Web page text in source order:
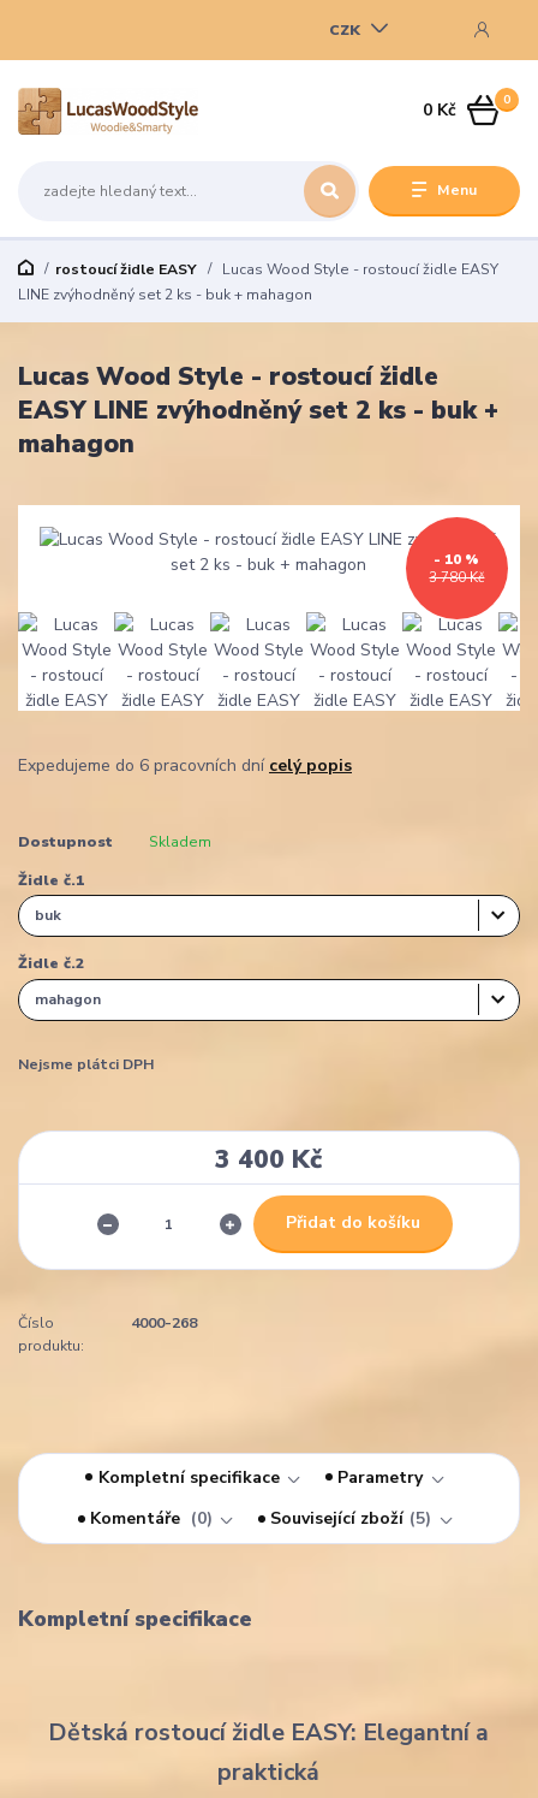
Menu
CZK
0
0 Kč
rostoucí židle EASY
Lucas Wood Style - rostoucí židle EASY
LINE zvýhodněný set 2 ks - buk + mahagon
Lucas Wood Style - rostoucí židle
EASY LINE zvýhodněný set 2 ks - buk +
mahagon
3 780 Kč
- 10 %
Expedujeme do 6 pracovních dní celý popis
Dostupnost Skladem
Židle č.1
Židle č.2
Nejsme plátci DPH
3 400 Kč
Přidat do košíku
Číslo
produktu:
4000-268
Kompletní specifikace
Parametry
Komentáře
0 Související zboží 5
Kompletní specifikace
Dětská rostoucí židle EASY: Elegantní a
praktická